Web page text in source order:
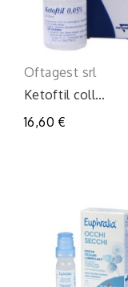
Oftagest srl
Ketoftil coll
16,60 €